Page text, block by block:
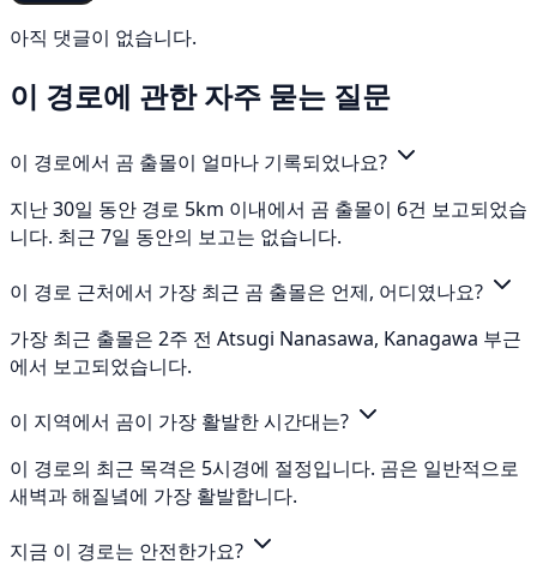
아직 댓글이 없습니다.
이 경로에 관한 자주 묻는 질문
이 경로에서 곰 출몰이 얼마나 기록되었나요?
지난 30일 동안 경로 5km 이내에서 곰 출몰이 6건 보고되었습
니다. 최근 7일 동안의 보고는 없습니다.
이 경로 근처에서 가장 최근 곰 출몰은 언제, 어디였나요?
가장 최근 출몰은 2주 전 Atsugi Nanasawa, Kanagawa 부근
에서 보고되었습니다.
이 지역에서 곰이 가장 활발한 시간대는?
이 경로의 최근 목격은 5시경에 절정입니다. 곰은 일반적으로
새벽과 해질녘에 가장 활발합니다.
지금 이 경로는 안전한가요?